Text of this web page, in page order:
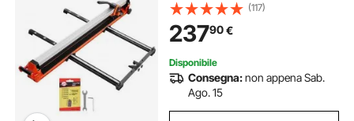
Taglio in Carburo di Tungsteno,
Gambe di Supporto con Ruote, per
Fai Da Te Mattonelle Pavimenti
Pareti
(117)
23790€
Disponibile
Consegna:non appena Sab.
Ago. 15